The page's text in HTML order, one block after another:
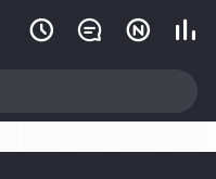
   